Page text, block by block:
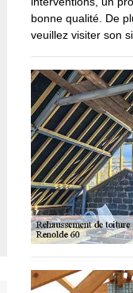
bonne qualité. De
veuillez visiter son